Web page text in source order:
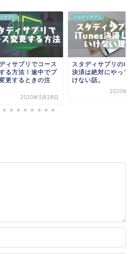
サプリ
ィサプリでコース
る方法！途中でプ
更するときの注
2020年3月28日
スタディサプリ
スタディサプリの
決済は絶対にやって
けない話。
2020年3